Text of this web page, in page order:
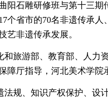
阳石雕研修班与第十三
个省市的70名非遗传承
艺非遗传承发展。
和旅游部、教育部、人力
障厅指导，河北美术学院
法规、知识产权保护、设